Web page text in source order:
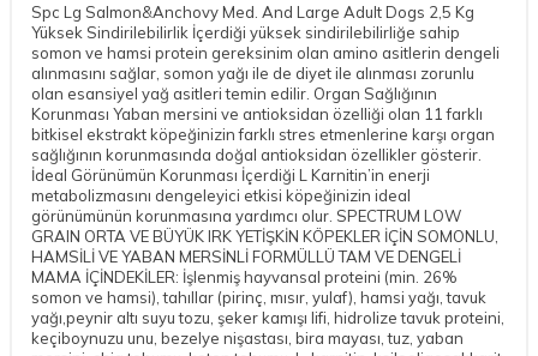
Spc Lg Salmon&Anchovy Med. And Large Adult Dogs 2,5 Kg
Yüksek Sindirilebilirlik İçerdiği yüksek sindirilebilirliğe sahip
somon ve hamsi protein gereksinim olan amino asitlerin dengeli
alınmasını sağlar, somon yağı ile de diyet ile alınması zorunlu
olan esansiyel yağ asitleri temin edilir. Organ Sağlığının
Korunması Yaban mersini ve antioksidan özelliği olan 11 farklı
bitkisel ekstrakt köpeğinizin farklı stres etmenlerine karşı organ
sağlığının korunmasında doğal antioksidan özellikler gösterir.
İdeal Görünümün Korunması İçerdiği L Karnitin’in enerji
metabolizmasını dengeleyici etkisi köpeğinizin ideal
görünümünün korunmasına yardımcı olur. SPECTRUM LOW
GRAIN ORTA VE BÜYÜK IRK YETİŞKİN KÖPEKLER İÇİN SOMONLU,
HAMSİLİ VE YABAN MERSİNLİ FORMÜLLÜ TAM VE DENGELİ
MAMA İÇİNDEKİLER: İşlenmiş hayvansal proteini (min. 26%
somon ve hamsi), tahıllar (pirinç, mısır, yulaf), hamsi yağı, tavuk
yağı,peynir altı suyu tozu, şeker kamışı lifi, hidrolize tavuk proteini,
keçiboynuzu unu, bezelye nişastası, bira mayası, tuz, yaban